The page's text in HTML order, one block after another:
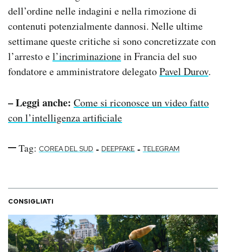
dell’ordine nelle indagini e nella rimozione di
contenuti potenzialmente dannosi. Nelle ultime
settimane queste critiche si sono concretizzate con
l’arresto el’incriminazionein Francia del suo
fondatore e amministratore delegatoPavel Durov.
– Leggi anche: Come si riconosce un video fatto
con l’intelligenza artificiale
Tag: COREA DEL SUD - DEEPFAKE - TELEGRAM
CONSIGLIATI